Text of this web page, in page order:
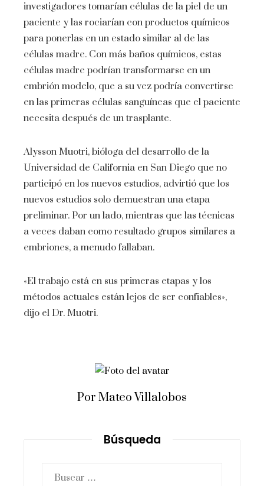
investigadores tomarían células de la piel de un
paciente y las rociarían con productos químicos
para ponerlas en un estado similar al de las
células madre. Con más baños químicos, estas
células madre podrían transformarse en un
embrión modelo, que a su vez podría convertirse
en las primeras células sanguíneas que el paciente
necesita después de un trasplante.
Alysson Muotri, bióloga del desarrollo de la
Universidad de California en San Diego que no
participó en los nuevos estudios, advirtió que los
nuevos estudios solo demuestran una etapa
preliminar. Por un lado, mientras que las técnicas
a veces daban como resultado grupos similares a
embriones, a menudo fallaban.
«El trabajo está en sus primeras etapas y los
métodos actuales están lejos de ser confiables»,
dijo el Dr. Muotri.
Por Mateo Villalobos
Búsqueda